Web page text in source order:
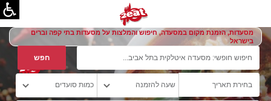
מסעדות, הזמנת מקום במסעדה, חיפוש והמלצות על מסעדות בתי קפה וברים
בישראל